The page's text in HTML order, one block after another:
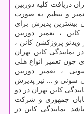
دریافت کلیه دوربین
و تنظیم به صورت
بیشترین پذیرش برای
، تعمیر دوربین
ویدئو پروژکشن کانن ،
نمایندگی کانن تهران
چون تعمیر انواع هلی
، تعمیر دوربین
سونی و ... نیز پذیرش
کانن تهران در دو
جمهوری و شرکت
نمایندگی کانن در